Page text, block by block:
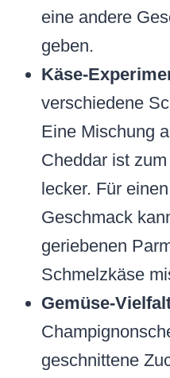
eine andere
geben.
Käse-
verschiedene
Eine Mischung
Cheddar ist
lecker. Für
Geschmack
geriebenen
Schmelzkäse
Gemüse-
geschnittene